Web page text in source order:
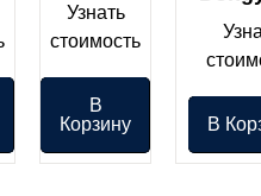
Узнать
стоимость
В
Корзину
В